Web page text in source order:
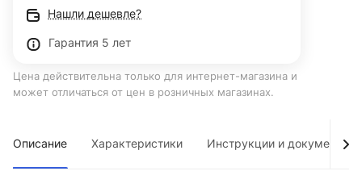
Нашли дешевле?
Гарантия 5 лет
Цена действительна только для интернет-магазина и
может отличаться от цен в розничных магазинах.
Описание Характеристики Инструкции и документы